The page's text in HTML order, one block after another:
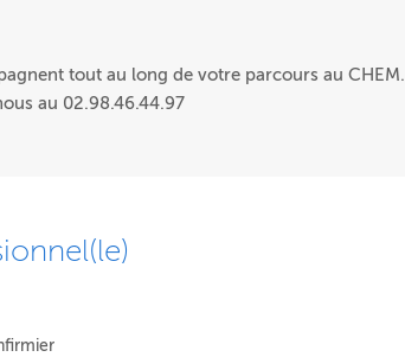
tout au long de votre parcours au CHEM.
au 02.98.46.44.97